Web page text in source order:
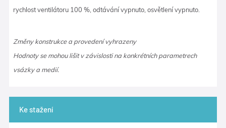
rychlost ventilátoru 100 %, odtávání vypnuto, osvětlení vypnuto.
Změny konstrukce a provedení vyhrazeny
Hodnoty se mohou lišit v závislosti na konkrétních parametrech
vsázky a medií.
Ke stažení